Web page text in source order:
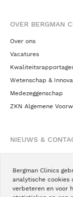
Bergman Clinics
analytische cookies
verbeteren en voor
OVER BERGMAN
Over ons
Vacatures
Wetenschap &
Medezeggenschap
ZKN Algemene
NIEUWS &
Blogs
Podcast
Pressroom